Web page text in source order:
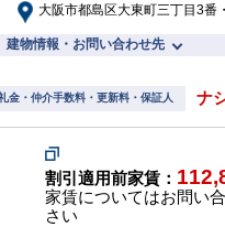
大阪市都島区大東町三丁目3番
建物情報・お問い合わせ先
金・仲介手数料・更新料・保証人 ナ
割引適用前家賃：
家賃についてはお問い
さい